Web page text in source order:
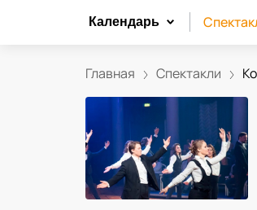
Календарь
Главная Спектакли